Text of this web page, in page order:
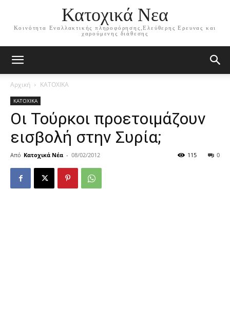
Κατοχικά Νεα
Κοινότητα Εναλλακτικής πληροφόρησης,Ελεύθερης Ερευνας και
χαρούμενης διάθεσης
Αρχική ΚΑΤΟΧΙΚΑ
ΚΑΤΟΧΙΚΑ
Οι Τούρκοι προετοιμάζουν
εισβολή στην Συρία;
Από Κατοχικά Νέα - 08/02/2012 0
115